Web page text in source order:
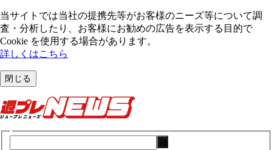
当サイトでは当社の提携先等がお客様のニーズ等について調
査・分析したり、お客様にお勧めの広告を表⽰する⽬的で
Cookie を使⽤する場合があります。
詳しくはこちら
閉じる